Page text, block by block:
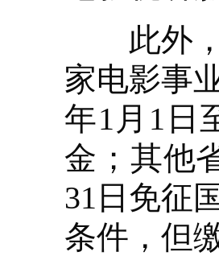
此外，
家电影事
年1月1日
金；其他
31日免征
条件，但